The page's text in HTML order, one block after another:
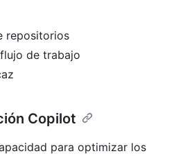
repositorios
de trabajo
Copilot
para optimizar los